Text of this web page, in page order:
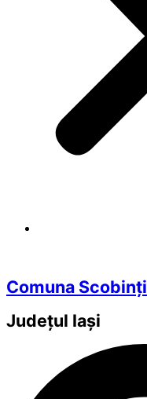
Comuna Scobinți
Județul Iași